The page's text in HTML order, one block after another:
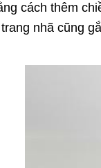
cách thêm
nhã cũng